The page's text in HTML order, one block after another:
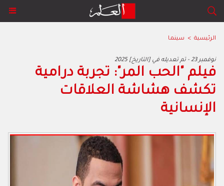
الرئيسية > سينما
2025 نوفمبر 23 - تم تعديله في [التاريخ]
فيلم "الحب المر": تجربة درامية
تكشف هشاشة العلاقات
الإنسانية